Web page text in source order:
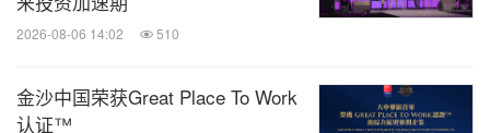
2026-08-06 14:02 510
金沙中国荣获Great Place To Work
认证™